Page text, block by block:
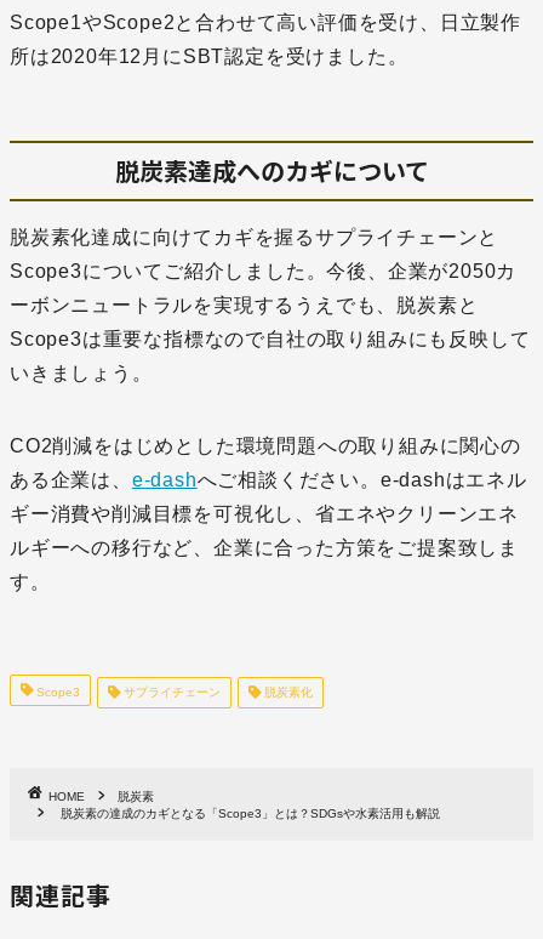
Scope1やScope2と合わせて高い評価を受け、日立製作
所は2020年12月にSBT認定を受けました。
脱炭素達成へのカギについて
脱炭素化達成に向けてカギを握るサプライチェーンと
Scope3についてご紹介しました。今後、企業が2050カ
ーボンニュートラルを実現するうえでも、脱炭素と
Scope3は重要な指標なので自社の取り組みにも反映して
いきましょう。
CO2削減をはじめとした環境問題への取り組みに関心の
ある企業は、 e-dashへご相談ください。e-dashはエネル
ギー消費や削減目標を可視化し、省エネやクリーンエネ
ルギーへの移行など、企業に合った方策をご提案致しま
す。
Scope3 サプライチェーン 脱炭素化
HOME
脱炭素
脱炭素の達成のカギとなる「Scope3」とは？SDGsや水素活用も解説
関連記事